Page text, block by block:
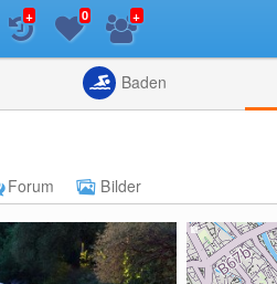
Listenansicht
+ 0 +
Baden
Forum
Bilder